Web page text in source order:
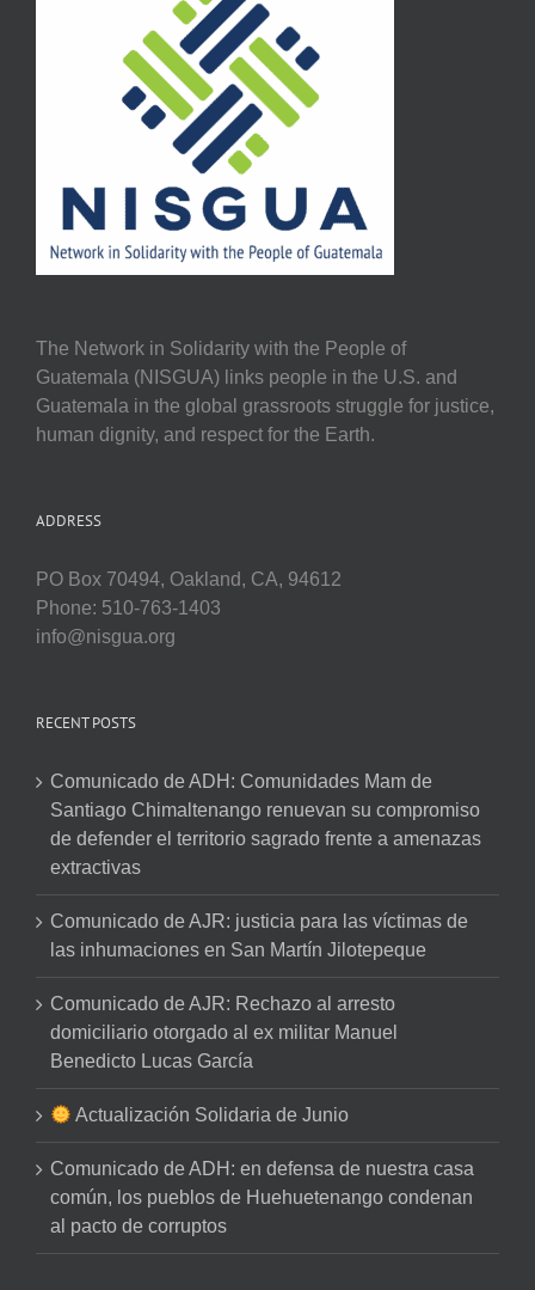
The Network in Solidarity with the People of
Guatemala (NISGUA) links people in the U.S. and
Guatemala in the global grassroots struggle for justice,
human dignity, and respect for the Earth.
ADDRESS
PO Box 70494, Oakland, CA, 94612
Phone: 510-763-1403
info@nisgua.org
RECENT POSTS
Comunicado de ADH: Comunidades Mam de
Santiago Chimaltenango renuevan su compromiso
de defender el territorio sagrado frente a amenazas
extractivas
Comunicado de AJR: justicia para las víctimas de
las inhumaciones en San Martín Jilotepeque
Comunicado de AJR: Rechazo al arresto
domiciliario otorgado al ex militar Manuel
Benedicto Lucas García
Actualización Solidaria de Junio
Comunicado de ADH: en defensa de nuestra casa
común, los pueblos de Huehuetenango condenan
al pacto de corruptos